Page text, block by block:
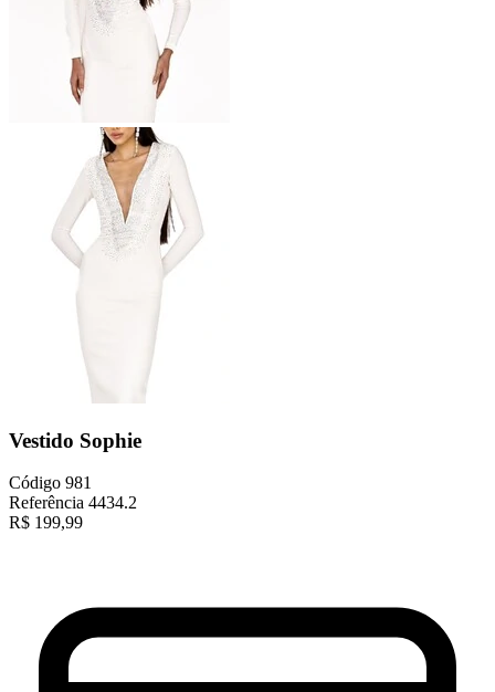
Vestido Sophie
Código 981
Referência 4434.2
R$ 199,99